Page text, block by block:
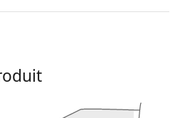
54sont des lunettes de
virtuel de